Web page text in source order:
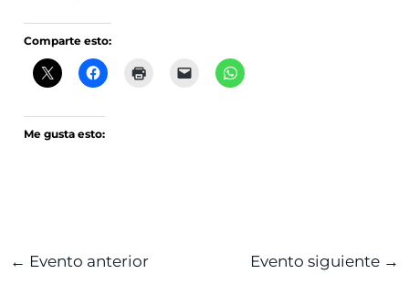
Comparte esto:
Me gusta esto:
← Evento anterior Evento siguiente →